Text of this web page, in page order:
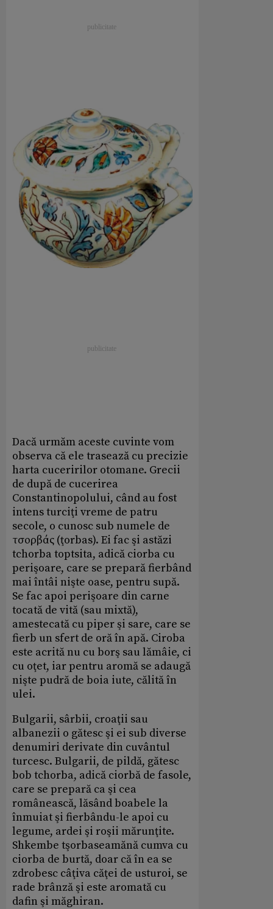
Dacă urmăm aceste cuvinte vom
observa că ele trasează cu precizie
harta cuceririlor otomane. Grecii
de după de cucerirea
Constantinopolului, când au fost
intens turciţi vreme de patru
secole, o cunosc sub numele de
τσορβάς (ţorbas). Ei fac şi astăzi
tchorba toptsita, adică ciorba cu
perişoare, care se prepară fierbând
mai întâi nişte oase, pentru supă.
Se fac apoi perişoare din carne
tocată de vită (sau mixtă),
amestecată cu piper şi sare, care se
fierb un sfert de oră în apă. Ciroba
este acrită nu cu borş sau lămâie, ci
cu oţet, iar pentru aromă se adaugă
nişte pudră de boia iute, călită în
ulei.
Bulgarii, sârbii, croaţii sau
albanezii o gătesc şi ei sub diverse
denumiri derivate din cuvântul
turcesc. Bulgarii, de pildă, gătesc
bob tchorba, adică ciorbă de fasole,
care se prepară ca şi cea
românească, lăsând boabele la
înmuiat şi fierbându-le apoi cu
legume, ardei şi roşii mărunţite.
Shkembe tşorbaseamănă cumva cu
ciorba de burtă, doar că în ea se
zdrobesc câţiva căţei de usturoi, se
rade brânză şi este aromată cu
dafin şi măghiran.